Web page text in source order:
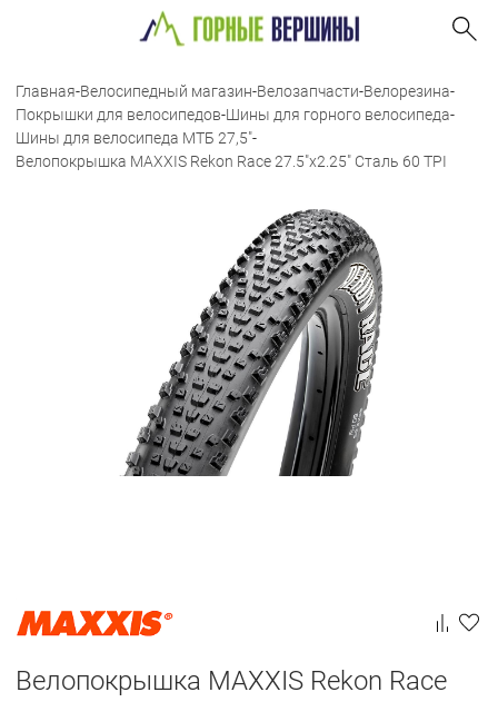
Главная-Велосипедный магазин-Велозапчасти-Велорезина-
Покрышки для велосипедов-Шины для горного велосипеда-
Шины для велосипеда МТБ 27,5"-
Велопокрышка MAXXIS Rekon Race 27.5"x2.25" Сталь 60 TPI
Велопокрышка MAXXIS Rekon Race